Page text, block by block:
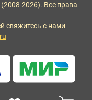
(2008-2026). Все права
свяжитесь с нами